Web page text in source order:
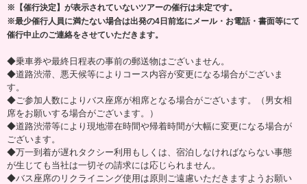
※【催行決定】が表示されていないツアーの催行は未定です。
※最少催行人員に満たない場合は出発の4日前迄にメール・お電話・書面等にて
催行中止のご連絡をさせていただきます。
◆乗車券や最終日程表の事前の郵送物はございません。
◆道路渋滞、悪天候等によりコース内容が変更になる場合がございま
す。
◆ご参加人数によりバス座席が相席となる場合がございます。（男女相
席をお願いする場合がございます。）
◆道路渋滞等により現地滞在時間や帰着時間が大幅に変更になる場合が
ございます。
◆万一到着が遅れタクシー利用もしくは、宿泊しなければならない事態
が生じても当社は一切その請求には応じられません。
◆バス座席のリクライニング使用は原則ご遠慮いただきますようお願い